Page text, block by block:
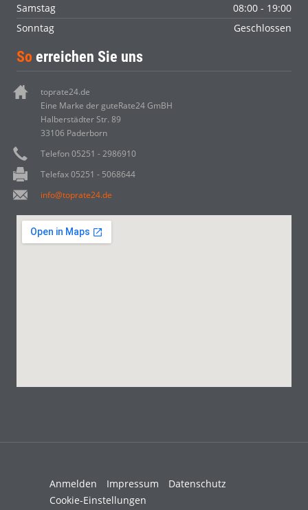
Samstag
08:00 - 19:00
Sonntag
Geschlossen
So erreichen Sie uns
toprate24.de
Eine Marke der guteRate24 GmBH
Halberstädter Str. 89
33106 Paderborn
Telefon 05251 - 2986910
Telefax 05251 - 5068644
info@toprate24.de
Anmelden Impressum
Datenschutz
Cookie-Einstellungen